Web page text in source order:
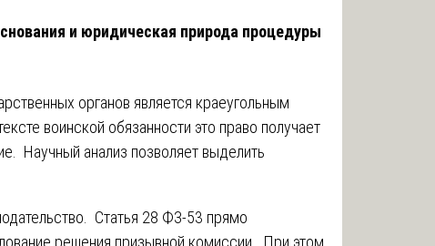
и юридическая природа процедуры
органов является краеугольным
воинской обязанности это право получает
Научный анализ позволяет выделить
Статья 28 ФЗ-53 прямо
решения призывной комиссии. При этом